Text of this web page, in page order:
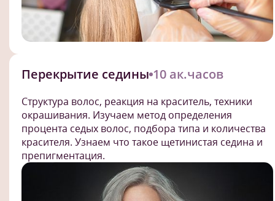
Перекрытие седины 10 ак.часов
Структура волос, реакция на краситель, техники
окрашивания. Изучаем метод определения
процента седых волос, подбора типа и количества
красителя. Узнаем что такое щетинистая седина и
препигментация.